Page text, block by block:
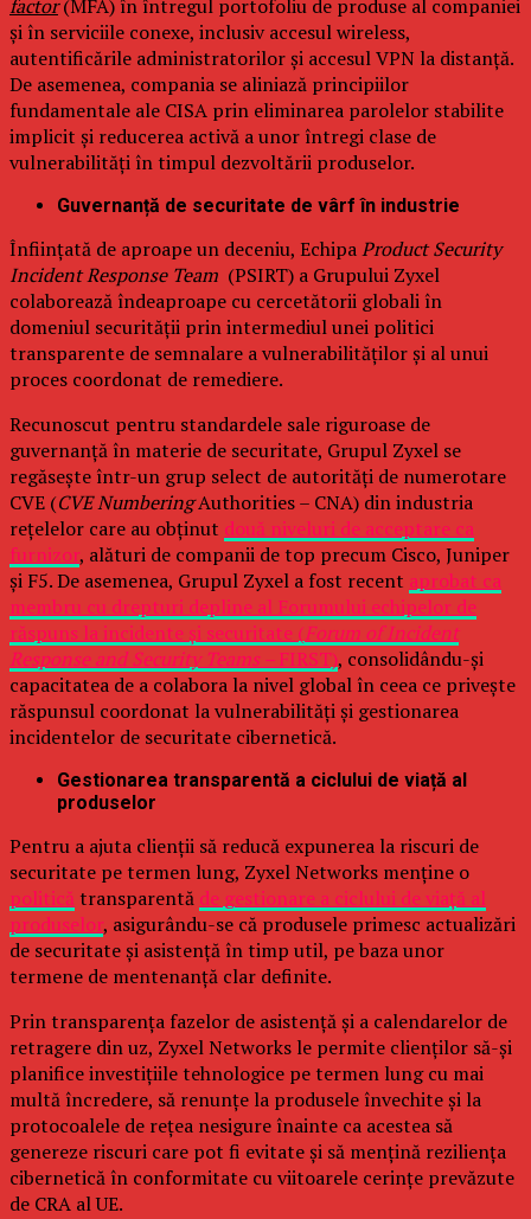
factor(MFA) în întregul portofoliu de produse al companiei
și în serviciile conexe, inclusiv accesul wireless,
autentificările administratorilor și accesul VPN la distanță.
De asemenea, compania se aliniază principiilor
fundamentale ale CISA prin eliminarea parolelor stabilite
implicit și reducerea activă a unor întregi clase de
vulnerabilități în timpul dezvoltării produselor.
Guvernanță de securitate de vârf în industrie
Înființată de aproape un deceniu, EchipaProduct Security
Incident Response Team (PSIRT) a Grupului Zyxel
colaborează îndeaproape cu cercetătorii globali în
domeniul securității prin intermediul unei politici
transparente de semnalare a vulnerabilităților și al unui
proces coordonat de remediere.
Recunoscut pentru standardele sale riguroase de
guvernanță în materie de securitate, Grupul Zyxel se
regăsește într-un grup select de autorități de numerotare
CVE (CVE NumberingAuthorities – CNA) din industria
rețelelor care au obținut două niveluri de acceptare ca
furnizor, alături de companii de top precum Cisco, Juniper
și F5. De asemenea, Grupul Zyxel a fost recent aprobat ca
membru cu drepturi depline al Forumului echipelor de
răspuns la incidente și securitate (Forum of Incident
Response and Security Teams –FIRST), consolidându-și
capacitatea de a colabora la nivel global în ceea ce privește
răspunsul coordonat la vulnerabilități și gestionarea
incidentelor de securitate cibernetică.
Gestionarea transparentă a ciclului de viață al
produselor
Pentru a ajuta clienții să reducă expunerea la riscuri de
securitate pe termen lung, Zyxel Networks menține o
politică transparentă de gestionare a ciclului de viață al
produselor, asigurându-se că produsele primesc actualizări
de securitate și asistență în timp util, pe baza unor
termene de mentenanță clar definite.
Prin transparența fazelor de asistență și a calendarelor de
retragere din uz, Zyxel Networks le permite clienților să-și
planifice investițiile tehnologice pe termen lung cu mai
multă încredere, să renunțe la produsele învechite și la
protocoalele de rețea nesigure înainte ca acestea să
genereze riscuri care pot fi evitate și să mențină reziliența
cibernetică în conformitate cu viitoarele cerințe prevăzute
de CRA al UE.